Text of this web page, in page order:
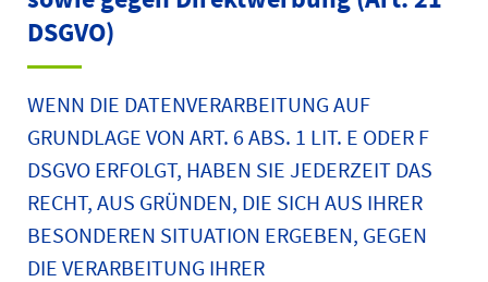
DSGVO)
WENN DIE DATENVERARBEITUNG AUF
GRUNDLAGE VON ART. 6 ABS. 1 LIT. E ODER F
DSGVO ERFOLGT, HABEN SIE JEDERZEIT DAS
RECHT, AUS GRÜNDEN, DIE SICH AUS IHRER
BESONDEREN SITUATION ERGEBEN, GEGEN
DIE VERARBEITUNG IHRER